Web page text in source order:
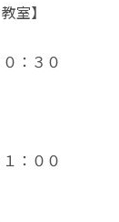
室】
：３０
：００